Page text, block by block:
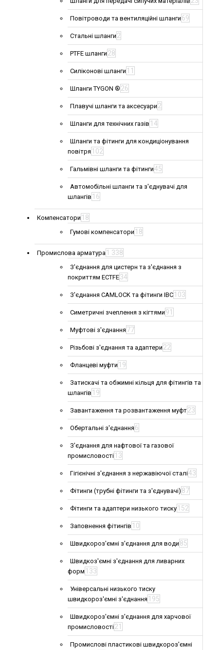
Повітроводи та вентиляційні шланги 69
Стальні шланги 2
PTFE шланги 28
Силіконові шланги 11
Шланги TYGON ® 26
Плавучі шланги та аксесуари 2
Шланги для технічних газів 14
Шланги та фітинги для кондиціонування
повітря 102
Гальмівні шланги та фітинги45
Автомобільні шланги та з'єднувачі для
шлангів 16
Компенсатори 18
Гумові компенсатори 18
Промислова арматура 1 338
З'єднання для цистерн та з'єднання з
покриттям ECTFE34
З'єднання CAMLOCK та фітинги IBC 103
Симетричні зчеплення з кігтями 91
Муфтові з'єднання 77
Різьбові з'єднання та адаптери 22
Фланцеві муфти 19
Затискачі та обжимні кільця для фітингів та
шлангів 19
Завантаження та розвантаження муфт23
Обертальні з'єднання 6
З'єднання для нафтової та газової
промисловості 13
Гігієнічні з'єднання з нержавіючої сталі43
Фітинги (трубні фітинги та з'єднувачі) 87
Фітинги та адаптери низького тиску 152
Заповнення фітингів 10
Швидкороз'ємні з'єднання для води 85
Швидкоз'ємні з'єднання для ливарних
форм 133
Універсальні низького тиску
швидкороз'ємні з'єднання 195
Швидкороз'ємні з'єднання для харчової
промисловості21
Промислові пластикові швидкороз'ємні